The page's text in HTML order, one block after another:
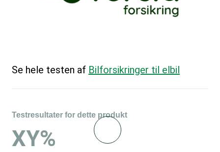
Se hele testen af Bilforsikringer til elbil
Testresultater for dette produkt
XY%